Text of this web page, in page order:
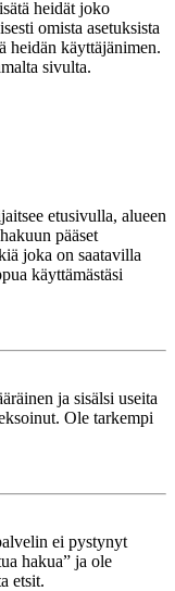
heidät joko
omista asetuksista
heidän käyttäjänimen.
sivulta.
etusivulla, alueen
pääset
joka on saatavilla
käyttämästäsi
ja sisälsi useita
Ole tarkempi
ei pystynyt
hakua” ja ole
etsit.